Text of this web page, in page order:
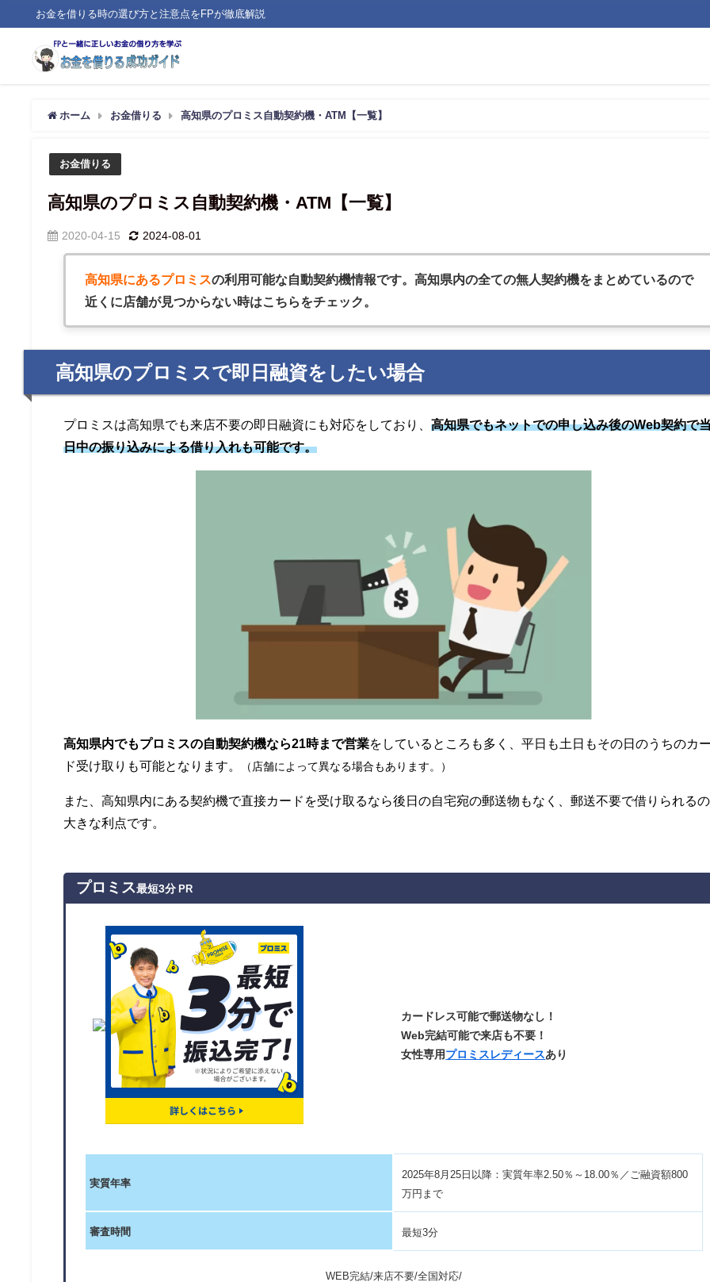
お金を借りる時の選び方と注意点をFPが徹底解説
ホーム お金借りる 高知県のプロミス自動契約機・ATM【一覧】
お金借りる
高知県のプロミス自動契約機・ATM【一覧】
2020-04-15 2024-08-01
高知県にあるプロミスの利用可能な自動契約機情報です。高知県内の全ての無人契約機をまとめているので
近くに店舗が見つからない時はこちらをチェック。
高知県のプロミスで即日融資をしたい場合
プロミスは高知県でも来店不要の即日融資にも対応をしており、高知県でもネットでの申し込み後のWeb契約で
日中の振り込みによる借り入れも可能です。
高知県内でもプロミスの自動契約機なら21時まで営業をしているところも多く、平日も土日もその日のうちのカ
ド受け取りも可能となります。
（店舗によって異なる場合もあります。）
また、高知県内にある契約機で直接カードを受け取るなら後日の自宅宛の郵送物もなく、郵送不要で借りられる
大きな利点です。
プロミス最短3分 PR
カードレス可能で郵送物なし！
Web完結可能で来店も不要！
女性専用 プロミスレディース あり
実質年率
2025年8月25日以降：実質年率2.50％～18.00％／ご融資額800
万円まで
審査時間 最短3分
WEB完結/来店不要/全国対応/